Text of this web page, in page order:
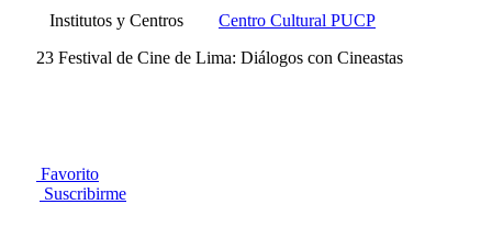
Institutos y Centros
Centro Cultural PUCP
23 Festival de Cine de Lima: Diálogos con Cineastas
Favorito
Suscribirme